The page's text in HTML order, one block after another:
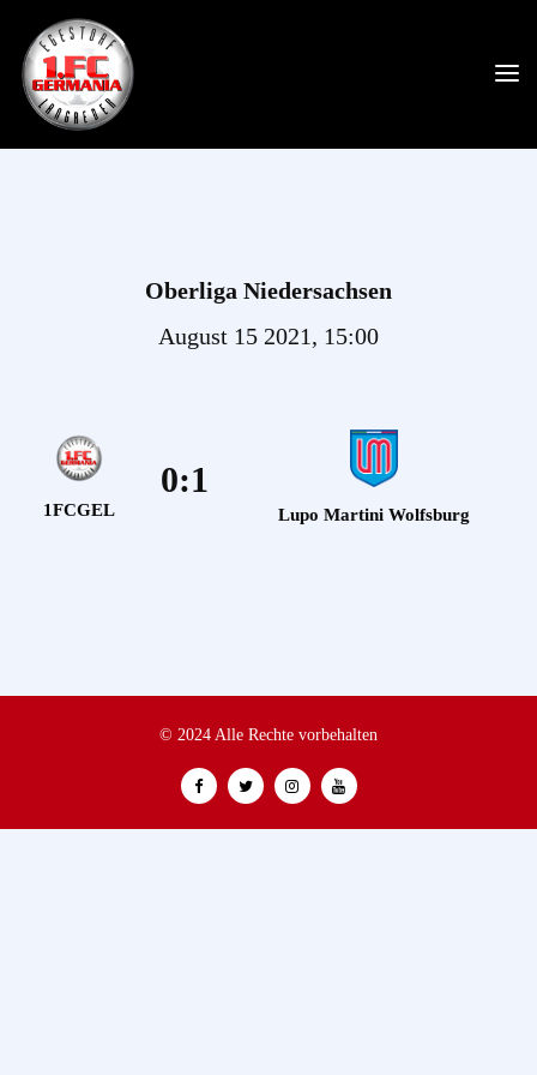
Oberliga Niedersachsen
August 15 2021, 15:00
1FCGEL
0:1
Lupo Martini Wolfsburg
© 2024 Alle Rechte vorbehalten